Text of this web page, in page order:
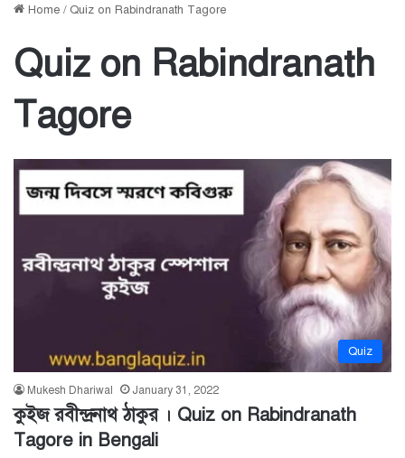
Home / Quiz on Rabindranath Tagore
Quiz on Rabindranath
Tagore
Quiz
Mukesh Dhariwal January 31, 2022
কুইজ রবীন্দ্রনাথ ঠাকুর । Quiz on Rabindranath
Tagore in Bengali